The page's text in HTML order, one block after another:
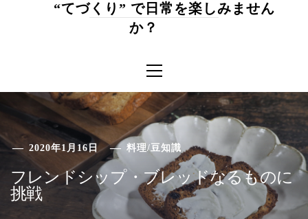
“てづくり” で日常を楽しみません
か？
イ
メ
ニ
ュ
ー
2020年1月16日 料理/豆知識
フレンドシップ・ブレッドなるものに
挑戦